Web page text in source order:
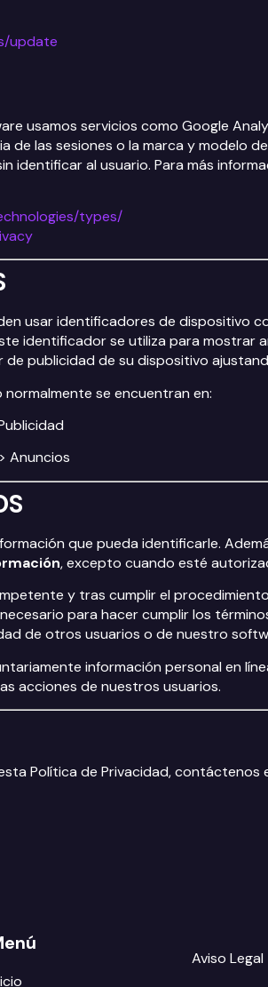
update
usamos servicios como Google
de las sesiones o la marca y modelo
identificar al usuario. Para más
types/
usar identificadores de dispositivo
identificador se utiliza para mostrar
publicidad de su dispositivo
se encuentran en:
Anuncios
que pueda identificarle.
, excepto cuando esté
y tras cumplir el
para hacer cumplir los
de otros usuarios o de nuestro
información personal en
acciones de nuestros usuarios.
Política de Privacidad, contáctenos
Aviso Legal